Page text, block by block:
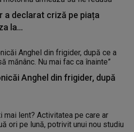
a declarat criză pe piața
la...
Anghel din frigider, după